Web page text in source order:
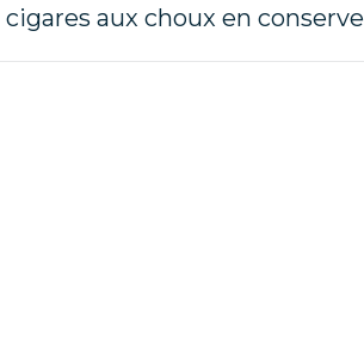
cigares aux choux en conserve